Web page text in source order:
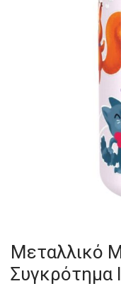
Μεταλλικό
Συγκρότημα